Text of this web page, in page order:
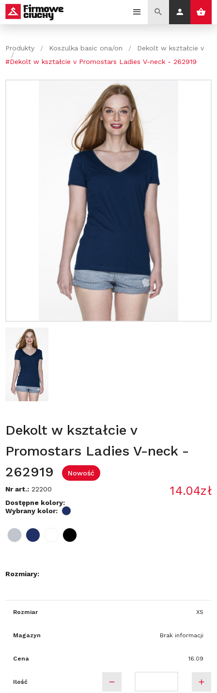
Produkty / Koszulka basic ona/on /
Dekolt w kształcie v
/
#Dekolt w kształcie v Promostars Ladies V-neck - 262919
Dekolt w kształcie v
Promostars Ladies V-neck -
262919
Nowość
Nr art.: 22200 14.04zł
Dostępne kolory:
Wybrany kolor:
Rozmiary:
Rozmiar XS
Magazyn Brak informacji
Cena 16.09
Ilość